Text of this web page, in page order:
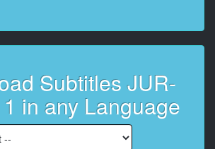
6
は別の家にいて帰ってこないから。.
7
Character said: そっか。.
Subtitles JUR-
in any Language